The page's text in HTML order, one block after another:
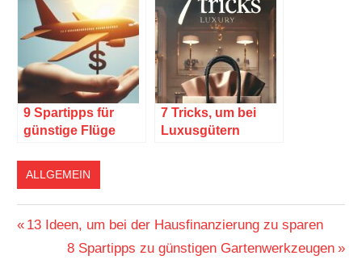
9 Spartipps für
günstige Flüge
7 Tricks, um bei
Luxusgütern
ALLGEMEIN
Beitragsnavigation
Vorheriger
Beitrag:
13 Ideen, um bei der Hausfinanzierung zu sparen
Nächster
8 Spartipps zu günstigen Gartenwerkzeugen